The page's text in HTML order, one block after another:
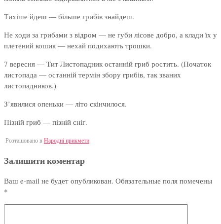
Тихіше йдеш — більше грибів знайдеш.
Не ходи за грибами з відром — не губи лісове добро, а клади їх у
плетений кошик — нехай подихають трошки.
7 вересня — Тит Листопадник останній гриб ростить. (Початок
листопада — останній термін збору грибів, так званих
листопадников.)
З’явилися опеньки — літо скінчилося.
Пізній гриб — пізній сніг.
Розташовано в Народні прикмети
Залишити коментар
Ваш e-mail не будет опубликован. Обязательные поля помечены
*